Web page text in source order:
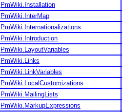
PmWiki.Installation
PmWiki.InterMap
PmWiki.Internationalizations
PmWiki.Introduction
PmWiki.LayoutVariables
PmWiki.Links
PmWiki.LinkVariables
PmWiki.LocalCustomizations
PmWiki.MailingLists
PmWiki.MarkupExpressions